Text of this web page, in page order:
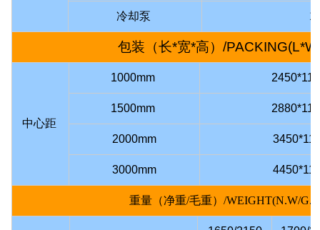
冷却泵
包装（长*宽*高）/
中心距
1000mm 2450*115
1500mm 2880*115
2000mm 3450
3000mm 4450
重量（净重/毛重）/WEIGHT(N.W/